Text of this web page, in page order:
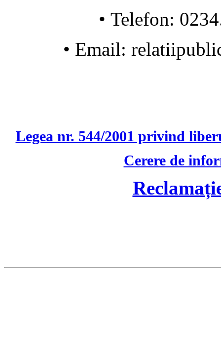
• Telefon:
• Email:
Legea nr. 544/2001 privind
Cerere de